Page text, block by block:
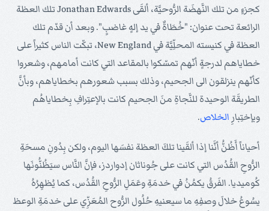
كجزءٍ من تلك النَّهضَة الرُّوحيَّة، ألقَى Jonathan Edwards تلك العظة
الرائعة تحت عنوان: "خُطَاةٌ في يد إلهٍ غاضبٍ". وبعد أن قدّم تلك
العظة في كنيسته المحلِّيَّة في New England، تبكّت الناس كثيراً على
خطاياهم لدرجةٍ أنّهم تمسّكوا بالمقاعد التي كانت أمامهم، وشعروا
كأنّهم ينزلقون الى الجحيم، وذلك بسبب شعورهم بخطاياهم، وبأنَّ
الطريقَة الوحيدة للنَّجاةِ منَ الجحيم كانت بالإعتِرافِ بِخطاياهُم
وبإختِبارِ الخلاص.
أحياناً أَظُنُّ أنَّنا إذا ألقَينا تلكَ العظة نفسَها اليوم، ولكن بِدُونِ مسحَةِ
الرُّوحِ القُدُس التي كانت على جُوناثان إدواردز، فإنَّ النَّاس سيَظُنُّونَها
كُوميديا. الفَرقُ يكمُنُ في خدمَةِ وعَمَلِ الرُّوحِ القُدُس، كما يُظهِرُهُ
يسُوعُ خلالَ وصفِهِ ما سيعنيهِ حُلُول الرُّوح المُعَزِّي على خدمَةِ الوعظ